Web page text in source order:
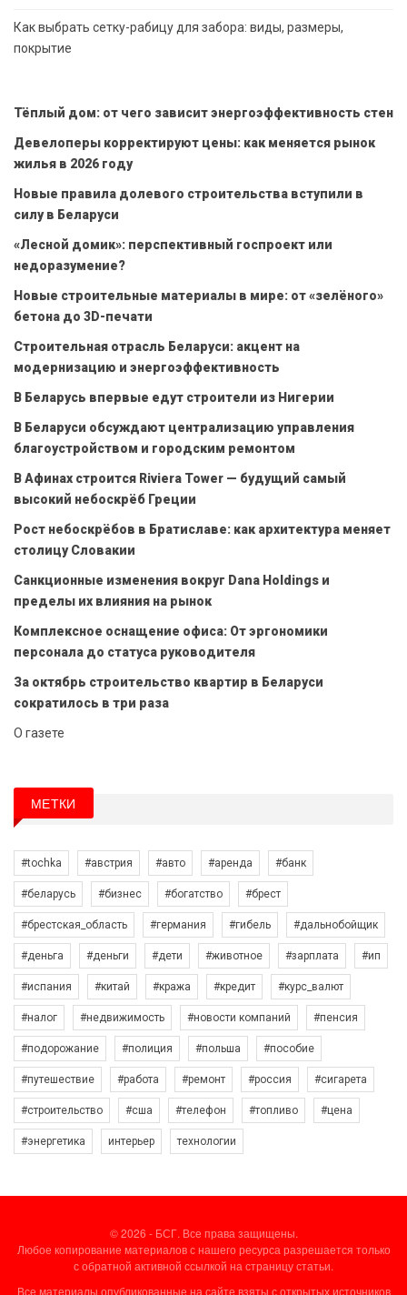
Как выбрать сетку-рабицу для забора: виды, размеры,
покрытие
Тёплый дом: от чего зависит энергоэффективность стен
Девелоперы корректируют цены: как меняется рынок
жилья в 2026 году
Новые правила долевого строительства вступили в
силу в Беларуси
«Лесной домик»: перспективный госпроект или
недоразумение?
Новые строительные материалы в мире: от «зелёного»
бетона до 3D-печати
Строительная отрасль Беларуси: акцент на
модернизацию и энергоэффективность
В Беларусь впервые едут строители из Нигерии
В Беларуси обсуждают централизацию управления
благоустройством и городским ремонтом
В Афинах строится Riviera Tower — будущий самый
высокий небоскрёб Греции
Рост небоскрёбов в Братиславе: как архитектура меняет
столицу Словакии
Санкционные изменения вокруг Dana Holdings и
пределы их влияния на рынок
Комплексное оснащение офиса: От эргономики
персонала до статуса руководителя
За октябрь строительство квартир в Беларуси
сократилось в три раза
О газете
МЕТКИ
#tochka #австрия #авто #аренда #банк
#беларусь #бизнес #богатство #брест
#брестская_область #германия #гибель #дальнобойщик
#деньга #деньги #дети #животное #зарплата #ип
#испания #китай #кража #кредит #курс_валют
#налог #недвижимость #новости компаний #пенсия
#подорожание #полиция #польша #пособие
#путешествие #работа #ремонт #россия #сигарета
#строительство #сша #телефон #топливо #цена
#энергетика интерьер технологии
© 2026 - БСГ. Все права защищены.
Любое копирование материалов с нашего ресурса разрешается только
с обратной активной ссылкой на страницу статьи.
Все материалы опубликованные на сайте взяты с открытых источников